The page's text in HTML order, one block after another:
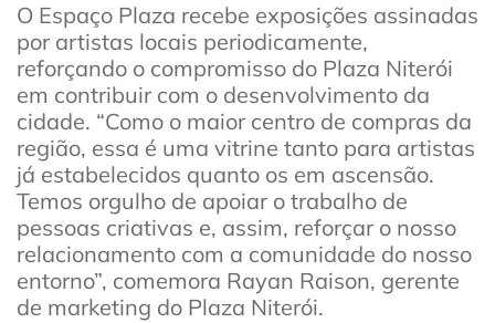
O Espaço Plaza recebe exposições assinadas
por artistas locais periodicamente,
reforçando o compromisso do Plaza Niterói
em contribuir com o desenvolvimento da
cidade. “Como o maior centro de compras da
região, essa é uma vitrine tanto para artistas
já estabelecidos quanto os em ascensão.
Temos orgulho de apoiar o trabalho de
pessoas criativas e, assim, reforçar o nosso
relacionamento com a comunidade do nosso
entorno”, comemora Rayan Raison, gerente
de marketing do Plaza Niterói.